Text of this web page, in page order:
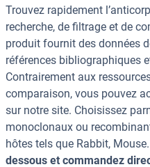
Trouvez rapidement
recherche, de filtrage et de
produit fournit des données
références bibliographiques
Contrairement aux
comparaison, vous pouvez
sur notre site. Choisissez
monoclonaux ou
hôtes tels que Rabbit, Mouse.
dessous et commandez